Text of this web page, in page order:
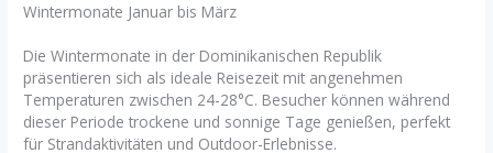
Wintermonate Januar bis März
Die Wintermonate in der Dominikanischen Republik
präsentieren sich als ideale Reisezeit mit angenehmen
Temperaturen zwischen 24-28°C. Besucher können während
dieser Periode trockene und sonnige Tage genießen, perfekt
für Strandaktivitäten und Outdoor-Erlebnisse.